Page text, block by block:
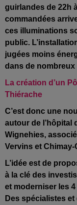
guirlandes de 22h
commandées
ces illuminations
public.
jugées moins
dans de
La création d’un
Thiérache
C’est donc une
autour de l’hôpital
Wignehies,
Vervins et Chimay-
L’idée est de
à la clé des
et moderniser les
Des spécialistes